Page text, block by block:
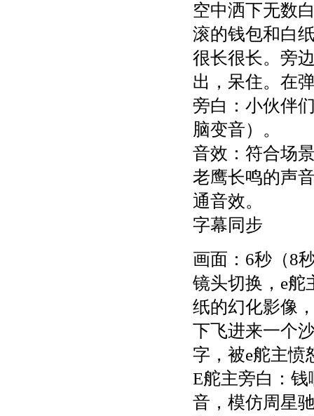
空中洒下无数
滚的钱包和白
很长很长。旁
出，呆住。在
旁白：小伙伴
脑变音）。
音效：符合场
老鹰长鸣的声
通音效。
字幕同步
画面：6秒（8
镜头切换，e舵
纸的幻化影像
下飞进来一个
字，被e舵主愤
E舵主旁白：
音，模仿周星